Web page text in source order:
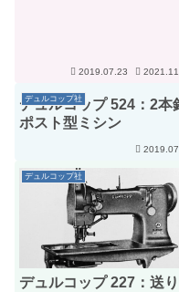
2019.07.23
デュルコップ社
デュルコップ 524：2本
ポスト型ミシン
デュルコップ社
デュルコップ 227：送